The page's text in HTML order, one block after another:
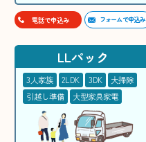
電話で申込み フォームで申込み
LLパック
3人家族 2LDK 3DK
大掃除
引越し準備
大型家具家電